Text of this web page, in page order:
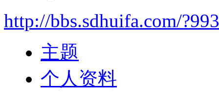
http://bbs.sdhuifa.com/
主题
个人资料